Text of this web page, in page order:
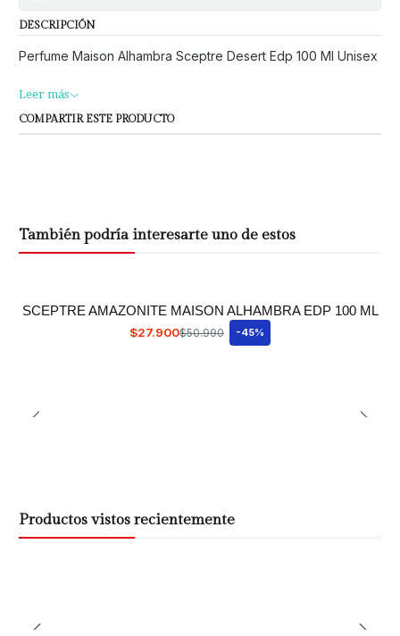
DESCRIPCIÓN
Perfume Maison Alhambra Sceptre Desert Edp 100 Ml Unisex
Leer más
COMPARTIR ESTE PRODUCTO
También podría interesarte uno de estos
SCEPTRE AMAZONITE MAISON ALHAMBRA EDP 100 ML
$27.900$50.990 -45%
Productos vistos recientemente